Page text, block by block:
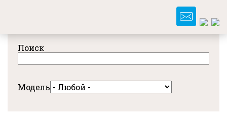
содержанию
Поиск
Модель